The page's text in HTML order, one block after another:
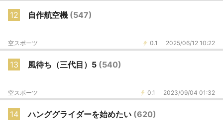
12 自作航空機 (547)
0.1 2025/06/12 10:22
空スポーツ
13 風待ち（三代目）5 (540)
0.1 2023/09/04 01:32
空スポーツ
14 ハンググライダーを始めたい (620)